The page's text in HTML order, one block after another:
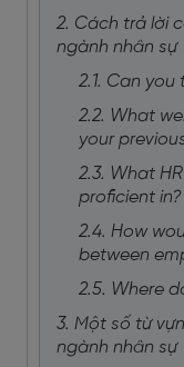
2. Cách trả lời
ngành nhân sự
2.1. Can
2.2. What
your
2.3. What
proficient in?
2.4. How
between
2.5. Where
3. Một số từ
ngành nhân sự